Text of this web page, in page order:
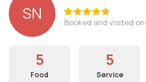
SN Booked and visited
5
Food
5
Service